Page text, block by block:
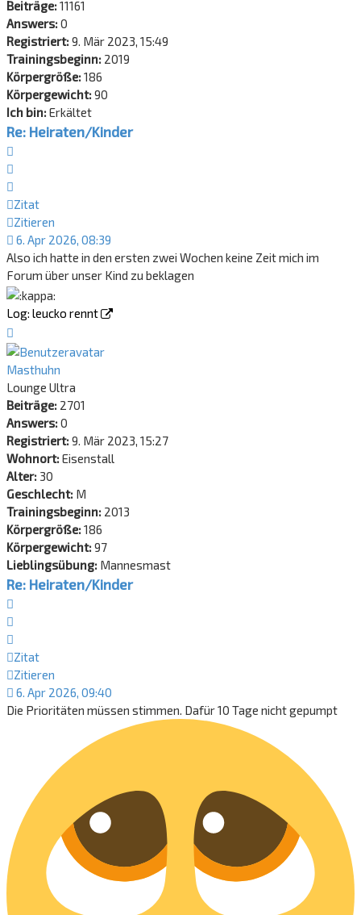
Beiträge:11161
Answers:0
Registriert:9. Mär 2023, 15:49
Trainingsbeginn: 2019
Körpergröße:186
Körpergewicht:90
Ich bin:Erkältet
Re: Heiraten/Kinder
Zitat
Zitieren
6. Apr 2026, 08:39
Also ich hatte in den ersten zwei Wochen keine Zeit mich im
Forum über unser Kind zu beklagen
Log: leucko rennt
oben
Masthuhn
Lounge Ultra
Beiträge: 2701
Answers:0
Registriert:9. Mär 2023, 15:27
Wohnort:Eisenstall
Alter: 30
Geschlecht: M
Trainingsbeginn: 2013
Körpergröße:186
Körpergewicht:97
Lieblingsübung: Mannesmast
Re: Heiraten/Kinder
Zitat
Zitieren
6. Apr 2026, 09:40
Die Prioritäten müssen stimmen. Dafür 10 Tage nicht gepumpt